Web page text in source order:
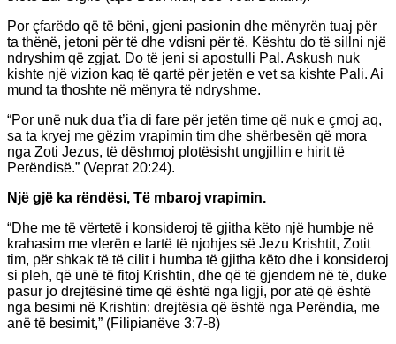
Por çfarëdo që të bëni, gjeni pasionin dhe mënyrën tuaj për
ta thënë, jetoni për të dhe vdisni për të. Kështu do të sillni një
ndryshim që zgjat. Do të jeni si apostulli Pal. Askush nuk
kishte një vizion kaq të qartë për jetën e vet sa kishte Pali. Ai
mund ta thoshte në mënyra të ndryshme.
“Por unë nuk dua t’ia di fare për jetën time që nuk e çmoj aq,
sa ta kryej me gëzim vrapimin tim dhe shërbesën që mora
nga Zoti Jezus, të dëshmoj plotësisht ungjillin e hirit të
Perëndisë.” (Veprat 20:24).
Një gjë ka rëndësi, Të mbaroj vrapimin.
“Dhe me të vërtetë i konsideroj të gjitha këto një humbje në
krahasim me vlerën e lartë të njohjes së Jezu Krishtit, Zotit
tim, për shkak të të cilit i humba të gjitha këto dhe i konsideroj
si pleh, që unë të fitoj Krishtin, dhe që të gjendem në të, duke
pasur jo drejtësinë time që është nga ligji, por atë që është
nga besimi në Krishtin: drejtësia që është nga Perëndia, me
anë të besimit,” (Filipianëve 3:7-8)